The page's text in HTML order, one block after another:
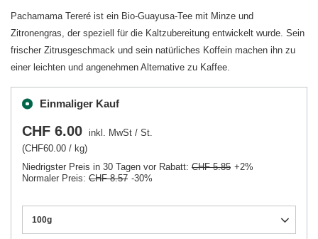
Pachamama Tereré ist ein Bio-Guayusa-Tee mit Minze und
Zitronengras, der speziell für die Kaltzubereitung entwickelt wurde. Sein
frischer Zitrusgeschmack und sein natürliches Koffein machen ihn zu
einer leichten und angenehmen Alternative zu Kaffee.
Einmaliger Kauf
100g
CHF 6.00 inkl. MwSt / St.
(CHF60.00 / kg)
Niedrigster Preis in 30 Tagen vor Rabatt: CHF 5.85 +2%
Normaler Preis: CHF 8.57 -30%